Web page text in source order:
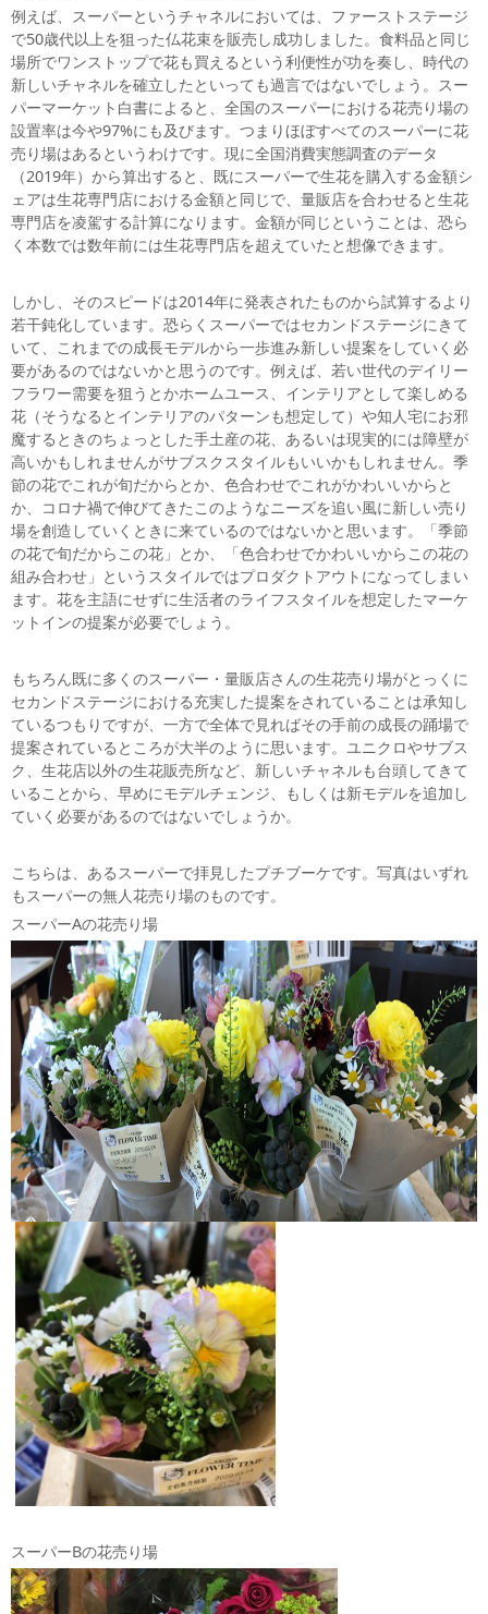
例えば、スーパーというチャネルにおいては、ファーストステージ
で50歳代以上を狙った仏花束を販売し成功しました。食料品と同じ
場所でワンストップで花も買えるという利便性が功を奏し、時代の
新しいチャネルを確立したといっても過言ではないでしょう。スー
パーマーケット白書によると、全国のスーパーにおける花売り場の
設置率は今や97%にも及びます。つまりほぼすべてのスーパーに花
売り場はあるというわけです。現に全国消費実態調査のデータ
（2019年）から算出すると、既にスーパーで生花を購入する金額シ
ェアは生花専門店における金額と同じで、量販店を合わせると生花
専門店を凌駕する計算になります。金額が同じということは、恐ら
く本数では数年前には生花専門店を超えていたと想像できます。
しかし、そのスピードは2014年に発表されたものから試算するより
若干鈍化しています。恐らくスーパーではセカンドステージにきて
いて、これまでの成長モデルから一歩進み新しい提案をしていく必
要があるのではないかと思うのです。例えば、若い世代のデイリー
フラワー需要を狙うとかホームユース、インテリアとして楽しめる
花（そうなるとインテリアのパターンも想定して）や知人宅にお邪
魔するときのちょっとした手土産の花、あるいは現実的には障壁が
高いかもしれませんがサブスクスタイルもいいかもしれません。季
節の花でこれが旬だからとか、色合わせでこれがかわいいからと
か、コロナ禍で伸びてきたこのようなニーズを追い風に新しい売り
場を創造していくときに来ているのではないかと思います。「季節
の花で旬だからこの花」とか、「色合わせでかわいいからこの花の
組み合わせ」というスタイルではプロダクトアウトになってしまい
ます。花を主語にせずに生活者のライフスタイルを想定したマーケ
ットインの提案が必要でしょう。
もちろん既に多くのスーパー・量販店さんの生花売り場がとっくに
セカンドステージにおける充実した提案をされていることは承知し
ているつもりですが、一方で全体で見ればその手前の成長の踊場で
提案されているところが大半のように思います。ユニクロやサブス
ク、生花店以外の生花販売所など、新しいチャネルも台頭してきて
いることから、早めにモデルチェンジ、もしくは新モデルを追加し
ていく必要があるのではないでしょうか。
こちらは、あるスーパーで拝見したプチブーケです。写真はいずれ
もスーパーの無人花売り場のものです。
スーパーAの花売り場
スーパーBの花売り場